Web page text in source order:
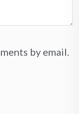
by email.